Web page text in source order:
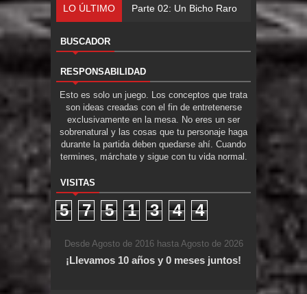
LO ÚLTIMO Parte 02: Un Bicho Raro
BUSCADOR
RESPONSABILIDAD
Esto es solo un juego. Los conceptos que trata
son ideas creadas con el fin de entretenerse
exclusivamente en la mesa. No eres un ser
sobrenatural y las cosas que tu personaje haga
durante la partida deben quedarse ahí. Cuando
termines, márchate y sigue con tu vida normal.
VISITAS
5 7 5 1 3 4 4
Desde Agosto de 2016 hasta Agosto de 2026
¡Llevamos 10 años y 0 meses juntos!